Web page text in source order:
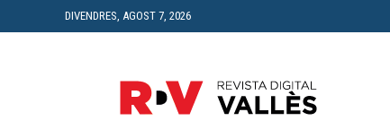
DIVENDRES, AGOST 7, 2026
Digital
del